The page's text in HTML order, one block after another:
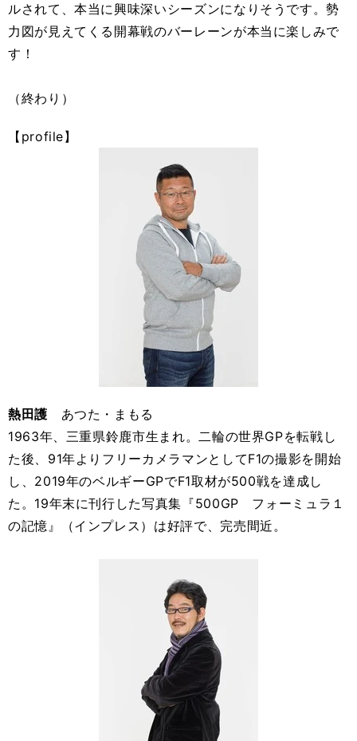
ルされて、本当に興味深いシーズンになりそうです。勢
力図が見えてくる開幕戦のバーレーンが本当に楽しみで
す！
（終わり）
【profile】
熱田護 あつた・まもる
1963年、三重県鈴鹿市生まれ。二輪の世界GPを転戦し
た後、91年よりフリーカメラマンとしてF1の撮影を開始
し、2019年のベルギーGPでF1取材が500戦を達成し
た。19年末に刊行した写真集『500GP フォーミュラ１
の記憶』（インプレス）は好評で、完売間近。